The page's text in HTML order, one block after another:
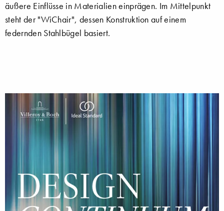
äußere Einflüsse in Materialien einprägen. Im Mittelpunkt
steht der "WiChair", dessen Konstruktion auf einem
federnden Stahlbügel basiert.